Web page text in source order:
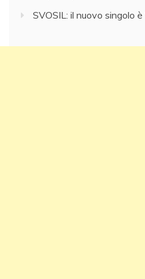
SVOSIL: il nuovo singolo è